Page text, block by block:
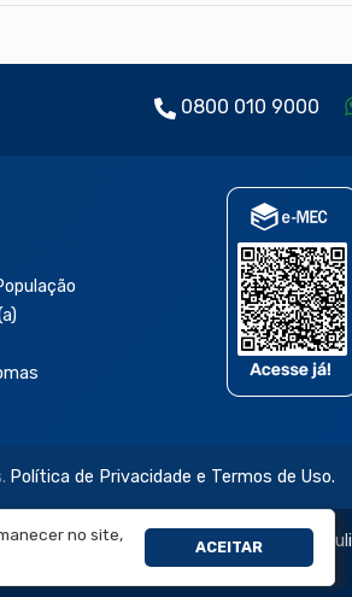
no site,
ACEITAR
0800 010 9000
Política de Privacidade e Termos de Uso.
de Ensino Objetivo e da Universidade
prévia e expressa.